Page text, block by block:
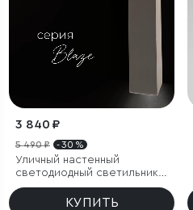
3 840 ₽
5 490 ₽ - 30 %
Уличный настенный
светодиодный светильник
Blaze LED IP65
КУПИТЬ